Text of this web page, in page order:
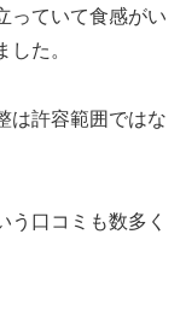
っていて食感がい
た。
は許容範囲ではな
う口コミも数多く